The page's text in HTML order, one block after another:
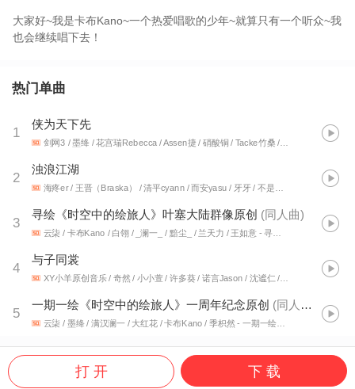
大家好~我是卡布Kano~一个热爱唱歌的少年~就算只有一个听众~我
也会继续唱下去！
热门单曲
1
侠为天下先
剑网3 / 墨绛 / 花宫瑞Rebecca / Assen捷 / 硝酸铜 / Tacke竹桑 / 五音Jw / 小爱的妈 / 戎一Neo / 醉雪 / -毛毛酱- / 张申骋 / 兔啾啾 / 绯村柯北 / 卡布Kano / 小时姑娘 / 裂天 / 林清弄 / 凌寒蕾 / 柳长青 / 晴几IKU
2
浊浪江湖
海疼er / 王晋（Braska） / 清平cyann / 而安yasu / 牙牙 / 不是Av的Ay君 / 樱花小狼 / 墨雨晨 / 卡布Kano / 见风kaze / 鱼子御 / 柏松Poisson
3
寻绘《时空中的绘旅人》叶塞大陆群像原创 (同人曲)
云柒 / 卡布Kano / 白翎 / _澜一_ / 黯尘_ / 兰天力 / 王如意- 寻绘（《时空中的绘旅人》叶塞大陆群像原创同人曲）
4
与子同裳
XY小羊原创音乐 / 奇然 / 小小萱 / 许多葵 / 诺言Jason / 沈谧仁 / 汐聆雪 / 笑语嫣然风清云淡 / 馒头妞 / 文兮_ / 花宫瑞Rebecca / 锦nii / 米六 / 雲霏霏 / 羽先生_89 / 爱笑笑 / 财神 / 笙烟呀 / 千书 / 叶有才 / 云柒 / 錬金娘 / 呱呱小精灵 / 巫汐 / 小樱花Ayo / 脆桃桃 / 松月_D / 辨识度 / 曼姝 / 满汉澜一 / 比卡 / 咕叽 / 墨风清浅 / 二狗甲鸟 / 顾若善 / 小猛cohen / 楚歌同学 / 墨怀枫 / 鬼医 / 刘泓君 / 一心 / 陌秋离 / 唐宋 / assen捷 / 老虎欧巴 / 文致 / 花千诚 / 流浪的蛙蛙 / 青盏 / sk清风 / 宫南 / 幽谷 / 痴笑 / 落樱风 / 兰初 / 退役熬夜选手宸嘉 / 墨雨晨 / 大红花 / 墨绛 / 迟夜 / sk卡布达 / 琥珀珀珀珀丶 / 酷酷. / 徽阿令 / 钧玥。 / 晴几IKU / 子莘 / 我素欹欹 / 茶了了 / 肥九啾 / 凌寒蕾 / Evelyn-艺惟 / 霜竭 / 曦女 / 克丽斯 / 五木明琼 / 黄麒Eros / 慕伯 / AYQ / 霏箬 / 悟我 / 二格_zzzoe / Koori冰鹤 / 养猪闲士 / 白姬eternity / 白翎 / 张睿衡 / 病友_ZY / 小五沉沉沉 / 九夏 / AHKE / 嘟比Dubi / 龙小葵 / 水云汐Camus / Babystop_山竹 / 蓝处 / 妖痴 / Anam雅 / 兰天力 / 卡布Kano
5
一期一绘《时空中的绘旅人》一周年纪念原创 (同人曲
云柒 / 墨绛 / 满汉澜一 / 大红花 / 卡布Kano / 季枳然- 一期一绘（《时空中的绘旅人》一周年纪念原创同人曲）
打 开 下 载